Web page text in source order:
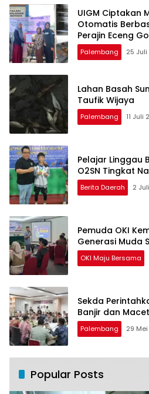
UIGM Ciptakan
Otomatis
Perajin Eceng
Palembang 25
Lahan Basah
Taufik Wijaya
Palembang 11 Juli
Pelajar Linggau
O2SN Tingkat
Berita Daerah 2
Pemuda OKI
Generasi Muda
OKI Maju Bersama
Sekda
Banjir dan Macet
Palembang 29
Popular Posts